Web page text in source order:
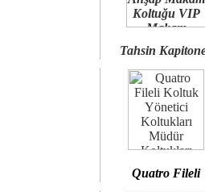
Tahsin
Quatro Fileli